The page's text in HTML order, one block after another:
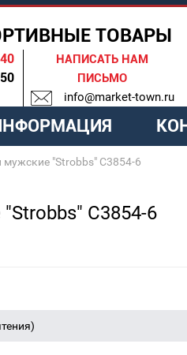
ТОВАРЫ
НАПИСАТЬ НАМ
ПИСЬМО
info@market-town.ru
мужские "Strobbs" C3854-6
C3854-6